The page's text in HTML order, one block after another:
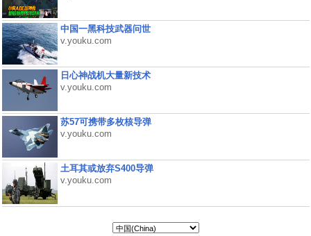
中国一黑科技武器问世
v.youku.com
日心神战机大量新技术
v.youku.com
苏57可携带多枚核导弹
v.youku.com
土耳其或放弃S400导弹
v.youku.com